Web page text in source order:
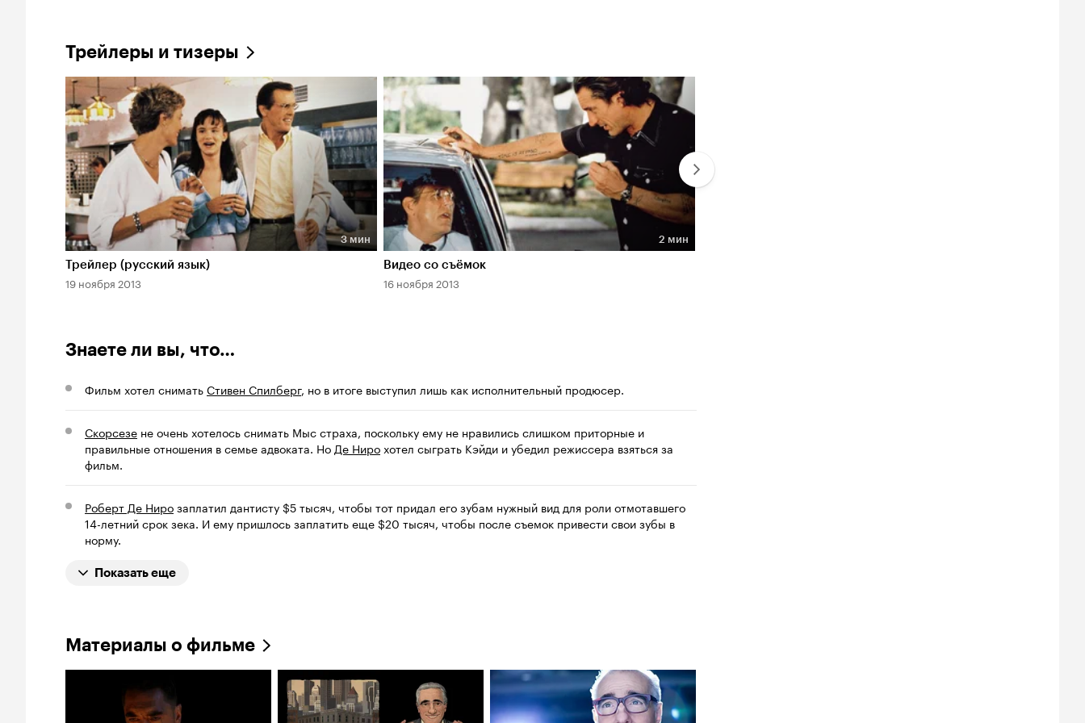
Трейлеры и тизеры
Длительность 3 мин
3 мин
Трейлер (русский язык)
19 ноября 2013
Длительность 2 мин
2 мин
Видео со съёмок
16 ноября 2013
Знаете ли вы, что…
Фильм хотел сниматьСтивен Спилберг, но в итоге выступил лишь как исполнительный продюсер.
Скорсезе не очень хотелось снимать Мыс страха, поскольку ему не нравились слишком приторные и
правильные отношения в семье адвоката. НоДе Нирохотел сыграть Кэйди и убедил режиссера взяться за
фильм.
Роберт Де Нирозаплатил дантисту $5 тысяч, чтобы тот придал его зубам нужный вид для роли отмотавшего
14-летний срок зека. И ему пришлось заплатить еще $20 тысяч, чтобы после съемок привести свои зубы в
норму.
Показать еще
Материалы о фильме